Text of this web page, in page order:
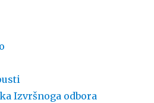
Izvršnoga odbora